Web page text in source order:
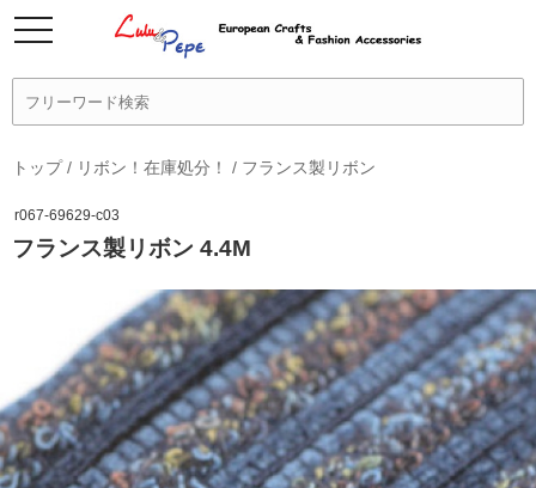
トップ/ リボン！在庫処分！ / フランス製リボン
r067-69629-c03
フランス製リボン 4.4M